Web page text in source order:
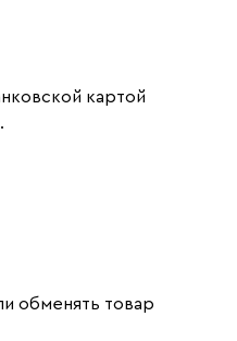
картой
обменять товар